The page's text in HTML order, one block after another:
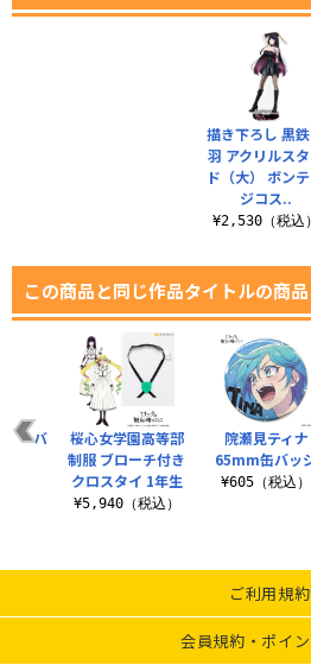
描き下ろし 黒
羽 アクリルス
ド（大） ボン
ジコス..
¥2,530（税込）
この商品と同じ作品タイトルの商品
院瀬見ティナ
65mm缶バッ
¥605（税込）
缶バ
桜心女学園高等部
制服 ブローチ付き
クロスタイ 1年生
¥5,940（税込）
ご利用規約
会員規約・ポイ